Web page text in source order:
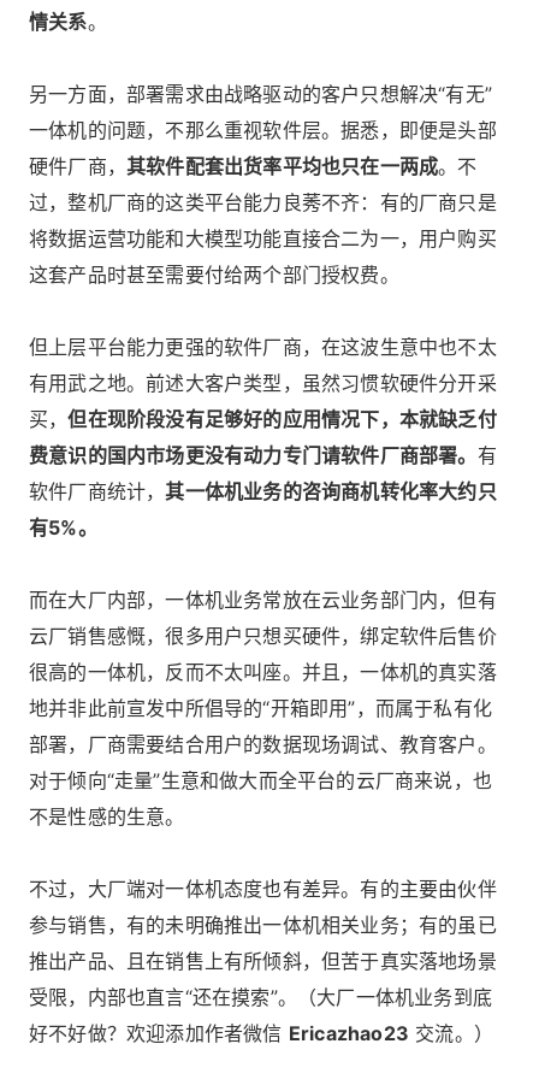
情关系。
另一方面，部署需求由战略驱动的客户只想解决“有无”
一体机的问题，不那么重视软件层。据悉，即便是头部
硬件厂商， 其软件配套出货率平均也只在一两成。不
过，整机厂商的这类平台能力良莠不齐：有的厂商只是
将数据运营功能和大模型功能直接合二为一，用户购买
这套产品时甚至需要付给两个部门授权费。
但上层平台能力更强的软件厂商，在这波生意中也不太
有用武之地。前述大客户类型，虽然习惯软硬件分开采
买，但在现阶段没有足够好的应用情况下，本就缺乏付
费意识的国内市场更没有动力专门请软件厂商部署。 有
软件厂商统计，其一体机业务的咨询商机转化率大约只
有5%。
而在大厂内部，一体机业务常放在云业务部门内，但有
云厂销售感慨，很多用户只想买硬件，绑定软件后售价
很高的一体机，反而不太叫座。并且，一体机的真实落
地并非此前宣发中所倡导的“开箱即用”，而属于私有化
部署，厂商需要结合用户的数据现场调试、教育客户。
对于倾向“走量”生意和做大而全平台的云厂商来说，也
不是性感的生意。
不过，大厂端对一体机态度也有差异。有的主要由伙伴
参与销售，有的未明确推出一体机相关业务；有的虽已
推出产品、且在销售上有所倾斜，但苦于真实落地场景
受限，内部也直言“还在摸索”。（大厂一体机业务到底
好不好做？欢迎添加作者微信 Ericazhao23 交流。）